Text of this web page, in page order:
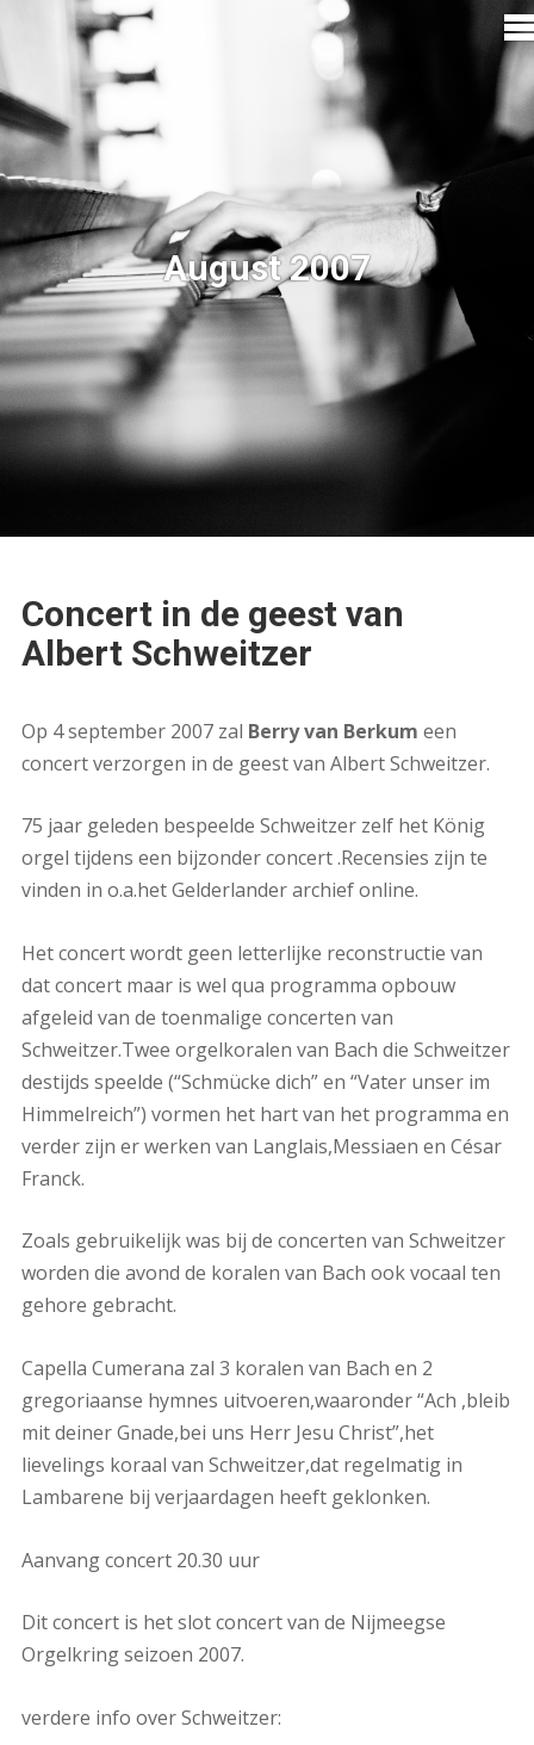
August 2007
Concert in de geest van
Albert Schweitzer
Op 4 september 2007 zal Berry van Berkum een
concert verzorgen in de geest van Albert Schweitzer.
75 jaar geleden bespeelde Schweitzer zelf het König
orgel tijdens een bijzonder concert .Recensies zijn te
vinden in o.a.het Gelderlander archief online.
Het concert wordt geen letterlijke reconstructie van
dat concert maar is wel qua programma opbouw
afgeleid van de toenmalige concerten van
Schweitzer.Twee orgelkoralen van Bach die Schweitzer
destijds speelde (“Schmücke dich” en “Vater unser im
Himmelreich”) vormen het hart van het programma en
verder zijn er werken van Langlais,Messiaen en César
Franck.
Zoals gebruikelijk was bij de concerten van Schweitzer
worden die avond de koralen van Bach ook vocaal ten
gehore gebracht.
Capella Cumerana zal 3 koralen van Bach en 2
gregoriaanse hymnes uitvoeren,waaronder “Ach ,bleib
mit deiner Gnade,bei uns Herr Jesu Christ”,het
lievelings koraal van Schweitzer,dat regelmatig in
Lambarene bij verjaardagen heeft geklonken.
Aanvang concert 20.30 uur
Dit concert is het slot concert van de Nijmeegse
Orgelkring seizoen 2007.
verdere info over Schweitzer: